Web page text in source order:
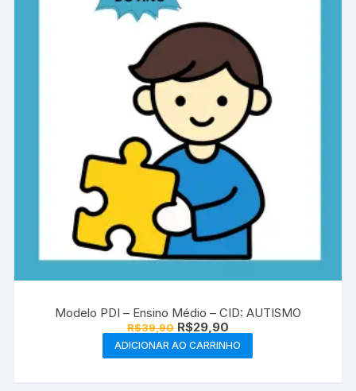
Modelo PDI – Ensino Médio – CID: AUTISMO
R$39,90 O
preço
original
era:
R$29,90O
preço
atual
é:
ADICIONAR AO CARRINHO